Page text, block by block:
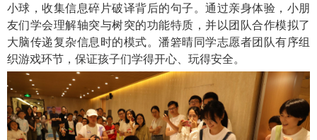
小球，收集信息碎片破译背后的句子。通过亲身体验，小朋
友们学会理解轴突与树突的功能特质，并以团队合作模拟了
大脑传递复杂信息时的模式。潘箬晴同学志愿者团队有序组
织游戏环节，保证孩子们学得开心、玩得安全。